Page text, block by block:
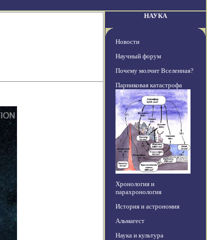
НАУКА
Новости
Научный форум
Почему молчит Вселенная?
Парниковая катастрофа
Хронология и
парахронология
История и астрономия
Альмагест
Наука и культура